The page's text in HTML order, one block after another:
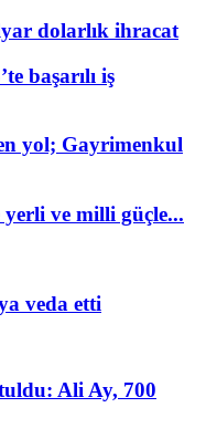
dolarlık ihracat
başarılı iş
yol; Gayrimenkul
ve milli güçle...
veda etti
Ali Ay, 700